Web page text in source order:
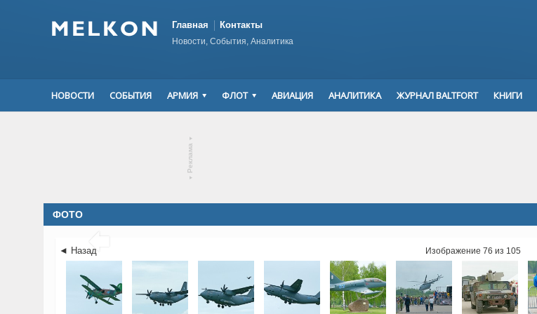
Главная Контакты
Новости, События, Аналитика
НОВОСТИ СОБЫТИЯ АРМИЯ ФЛОТ АВИАЦИЯ АНАЛИТИКА ЖУРНАЛ BALTFORT КНИГИ
▾
Реклама
▾
ФОТО

◄ Назад Изображение 76 из 105